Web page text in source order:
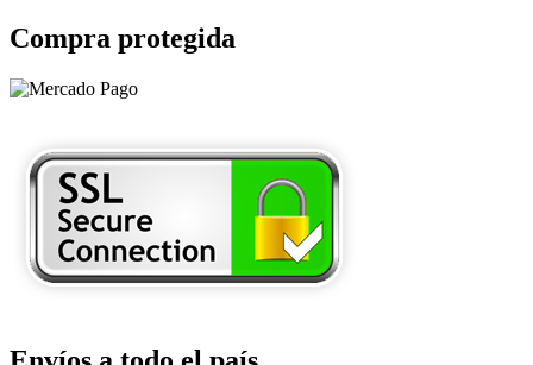
Compra protegida